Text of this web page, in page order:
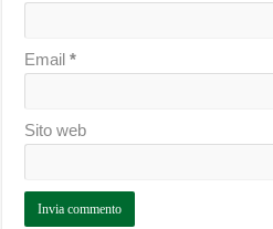
Email*
Sito web